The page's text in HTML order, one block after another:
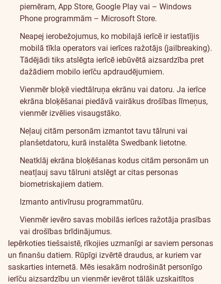
piemēram, App Store, Google Play vai – Windows
Phone programmām – Microsoft Store.
Neapej ierobežojumus, ko mobilajā ierīcē ir iestatījis
mobilā tīkla operators vai ierīces ražotājs (jailbreaking).
Tādējādi tiks atslēgta ierīcē iebūvētā aizsardzība pret
dažādiem mobilo ierīču apdraudējumiem.
Vienmēr bloķē viedtālruņa ekrānu vai datoru. Ja ierīce
ekrāna bloķēšanai piedāvā vairākus drošības līmeņus,
vienmēr izvēlies visaugstāko.
Neļauj citām personām izmantot tavu tālruni vai
planšetdatoru, kurā instalēta Swedbank lietotne.
Neatklāj ekrāna bloķēšanas kodus citām personām un
neatļauj savu tālruni atslēgt ar citas personas
biometriskajiem datiem.
Izmanto antivīrusu programmatūru.
Vienmēr ievēro savas mobilās ierīces ražotāja prasības
vai drošības brīdinājumus.
Iepērkoties tiešsaistē, rīkojies uzmanīgi ar saviem personas
un finanšu datiem. Rūpīgi izvērtē draudus, ar kuriem var
saskarties internetā. Mēs iesakām nodrošināt personīgo
ierīču aizsardzību un vienmēr ievērot tālāk uzskaitītos